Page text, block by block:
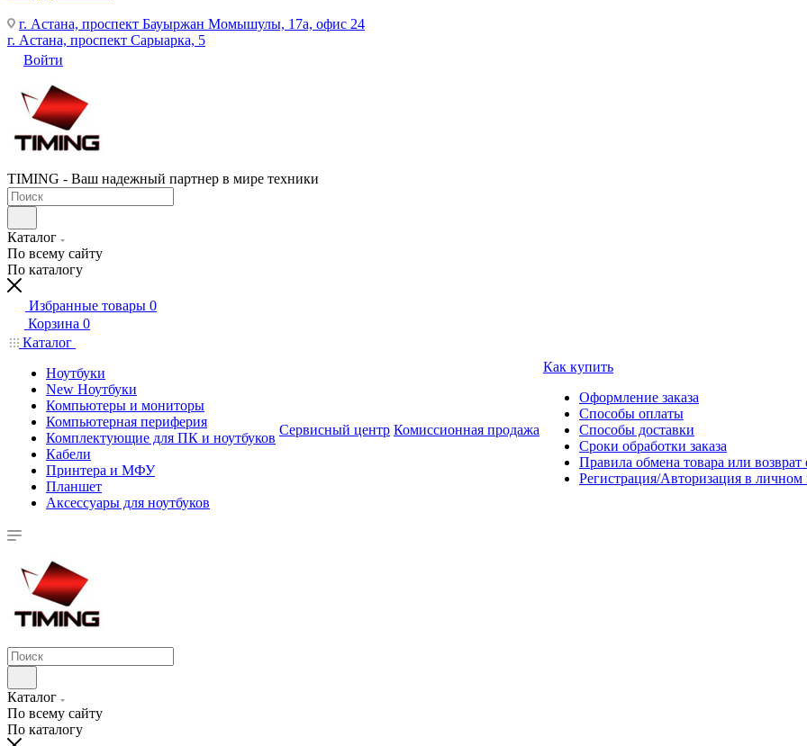
г. Астана, проспект Бауыржан Момышулы, 17а, офис 24
г. Астана, проспект Сарыарка, 5
Войти
TIMING - Ваш надежный партнер в мире техники
Каталог
По всему сайту
По каталогу
Избранные товары 0
Корзина 0
Каталог
Ноутбуки
New Ноутбуки
Компьютеры и мониторы
Компьютерная периферия
Комплектующие для ПК и ноутбуков
Кабели
Принтера и МФУ
Планшет
Аксессуары для ноутбуков
Сервисный центр Комиссионная продажа
Как купить
Оформление заказа
Способы оплаты
Способы доставки
Сроки обработки заказа
Правила обмена товара или возврат
Регистрация/Авторизация в личном
Каталог
По всему сайту
По каталогу